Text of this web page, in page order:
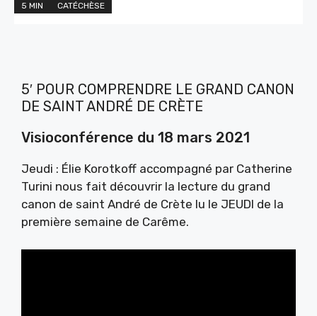
5 MIN CATÉCHÈSE
5′ POUR COMPRENDRE LE GRAND CANON
DE SAINT ANDRÉ DE CRÈTE
Visioconférence du 18 mars 2021
Jeudi : Élie Korotkoff accompagné par Catherine
Turini nous fait découvrir la lecture du grand
canon de saint André de Crète lu le JEUDI de la
première semaine de Carême.